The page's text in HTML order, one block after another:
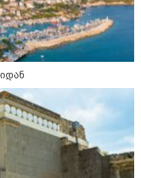
08-2026
სოფელში ტყის
შემდეგ მეორე
ომის დროინდელი
ჭურვი აღმოაჩინეს -